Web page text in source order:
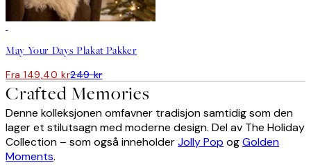
May Your Days Plakat Pakker
Fra 149,40 kr249 kr
Crafted Memories
Denne kolleksjonen omfavner tradisjon samtidig som den
lager et stilutsagn med moderne design. Del av The Holiday
Collection – som også inneholderJolly Pop ogGolden
Moments.